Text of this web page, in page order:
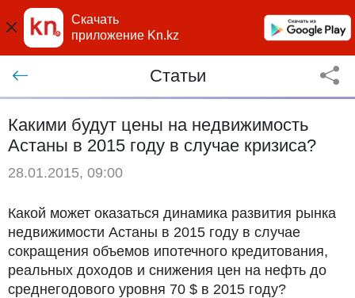
Скачать
приложение Kn.kz
Статьи
Какими будут цены на недвижимость
Астаны в 2015 году в случае кризиса?
28.01.2015, 09:00
Какой может оказаться динамика развития рынка
недвижимости Астаны в 2015 году в случае
сокращения объемов ипотечного кредитования,
реальных доходов и снижения цен на нефть до
среднегодового уровня 70 $ в 2015 году?